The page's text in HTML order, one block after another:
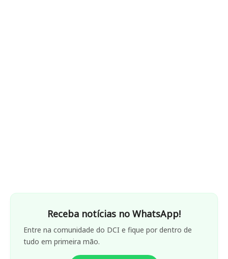
Receba notícias no WhatsApp!
Entre na comunidade do DCI e fique por dentro de
tudo em primeira mão.